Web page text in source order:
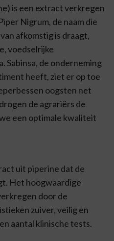
is een extract verkregen
Nigrum, de naam die
afkomstig is draagt,
voedselrijke
Sabinsa, de onderneming
heeft, ziet er op toe
oogsten net
de agrariërs de
een optimale kwaliteit
uit piperine dat de
Het hoogwaardige
door de
zuiver, veilig en
aantal klinische tests.